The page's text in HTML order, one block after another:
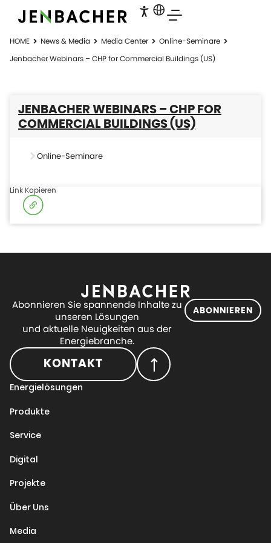
HOME News & Media Media Center
Online-Seminare
Jenbacher Webinars – CHP for Commercial Buildings (US)
JENBACHER WEBINARS – CHP FOR
COMMERCIAL BUILDINGS (US)
Online-Seminare
Link Kopieren
Abonnieren Sie spannende Inhalte zu
unseren Lösungen
und aktuelle Neuigkeiten aus der
Energiebranche.
ABONNIEREN
KONTAKT
Energielösungen
Produkte
Service
Digital
Projekte
Über Uns
Media